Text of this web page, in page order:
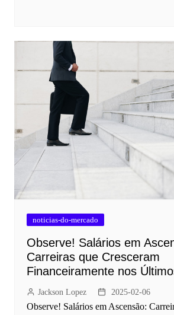
noticias-do-mercado
Observe! Salários em
Carreiras que Cresceram
Financeiramente nos
Jackson Lopez 2025-02-06
Observe! Salários em Ascensão: